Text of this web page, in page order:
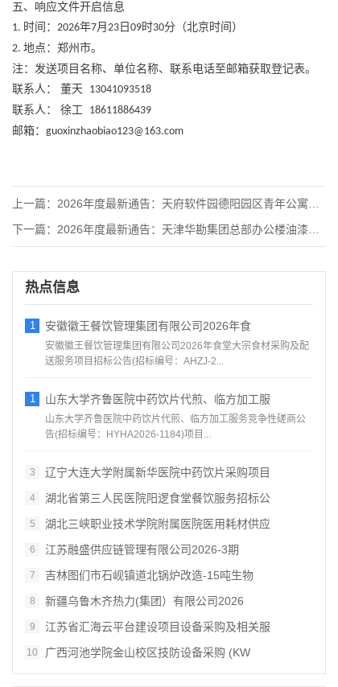
五、响应文件开启信息
1. 时间： 2026年7月 23 日 09时30分（北京时间）
2. 地点：郑州市。
注：发送项目名称、单位名称、联系电话至邮箱获取登记表。
联系人：
董天 13041093518
联系人：
徐工
18611886439
邮箱： guoxinzhaobiao123@163.com
上一篇： 2026年度最新通告：天府软件园德阳园区青年公寓家具采购项目
下一篇： 2026年度最新通告：天津华勘集团总部办公楼油漆类和软体类家
热点信息
1 安徽徽王餐饮管理集团有限公司2026年食
安徽徽王餐饮管理集团有限公司2026年食堂大宗食材采购及配
送服务项目招标公告(招标编号：AHZJ-2...
1 山东大学齐鲁医院中药饮片代煎、临方加工服
山东大学齐鲁医院中药饮片代煎、临方加工服务竞争性磋商公
告(招标编号：HYHA2026-1184)项目...
3 辽宁大连大学附属新华医院中药饮片采购项目
4 湖北省第三人民医院阳逻食堂餐饮服务招标公
5 湖北三峡职业技术学院附属医院医用耗材供应
6 江苏融盛供应链管理有限公司2026‑3期
7 吉林图们市石岘镇道北锅炉改造‑15吨生物
8 新疆乌鲁木齐热力(集团）有限公司2026
9 江苏省汇海云平台建设项目设备采购及相关服
10 广西河池学院金山校区技防设备采购 (KW